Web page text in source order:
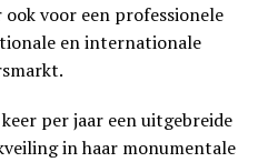
voor een professionele
en internationale
per jaar een uitgebreide
in haar monumentale